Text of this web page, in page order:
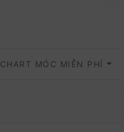
CHART MÓC MIỄN PHÍ